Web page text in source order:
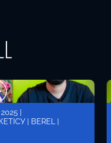
|
| BEREL |